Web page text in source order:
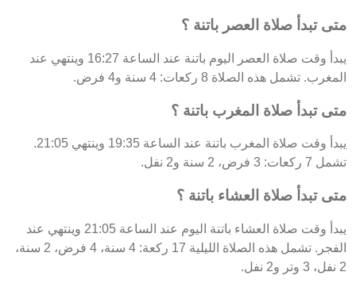
متى تبدأ صلاة العصر باتنة ؟
يبدأ وقت صلاة العصر اليوم باتنة عند الساعة 16:27 وينتهي عند
المغرب. تشمل هذه الصلاة 8 ركعات: 4 سنة و4 فرض.
متى تبدأ صلاة المغرب باتنة ؟
يبدأ وقت صلاة المغرب باتنة عند الساعة 19:35 وينتهي 21:05.
تشمل 7 ركعات: 3 فرض، 2 سنة و2 نفل.
متى تبدأ صلاة العشاء باتنة ؟
يبدأ وقت صلاة العشاء باتنة اليوم عند الساعة 21:05 وينتهي عند
الفجر. تشمل هذه الصلاة الليلية 17 ركعة: 4 سنة، 4 فرض، 2 سنة،
2 نفل، 3 وتر و2 نفل.